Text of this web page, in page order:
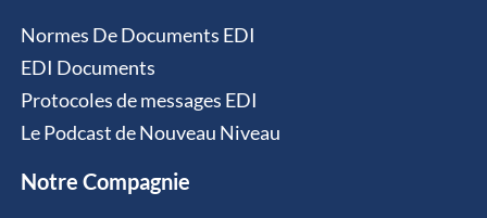
Normes De Documents EDI
EDI Documents
Protocoles de messages EDI
Le Podcast de Nouveau Niveau
Notre Compagnie